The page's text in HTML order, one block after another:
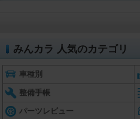
みんカラ 人気のカテゴリ
車種別
整備手帳
パーツレビュー